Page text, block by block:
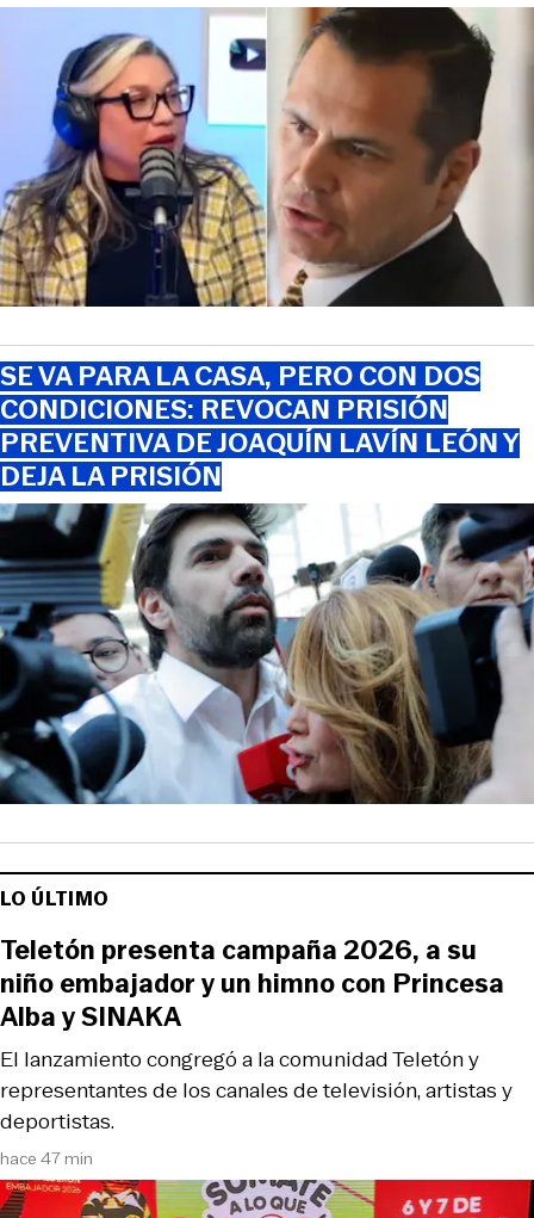
SE VA PARA LA CASA, PERO CON DOS
CONDICIONES: REVOCAN PRISIÓN
PREVENTIVA DE JOAQUÍN LAVÍN LEÓN Y
DEJA LA PRISIÓN
LO ÚLTIMO
hace 47 min
El lanzamiento congregó a la comunidad Teletón y
representantes de los canales de televisión, artistas y
deportistas.
Teletón presenta campaña 2026, a su
niño embajador y un himno con Princesa
Alba y SINAKA